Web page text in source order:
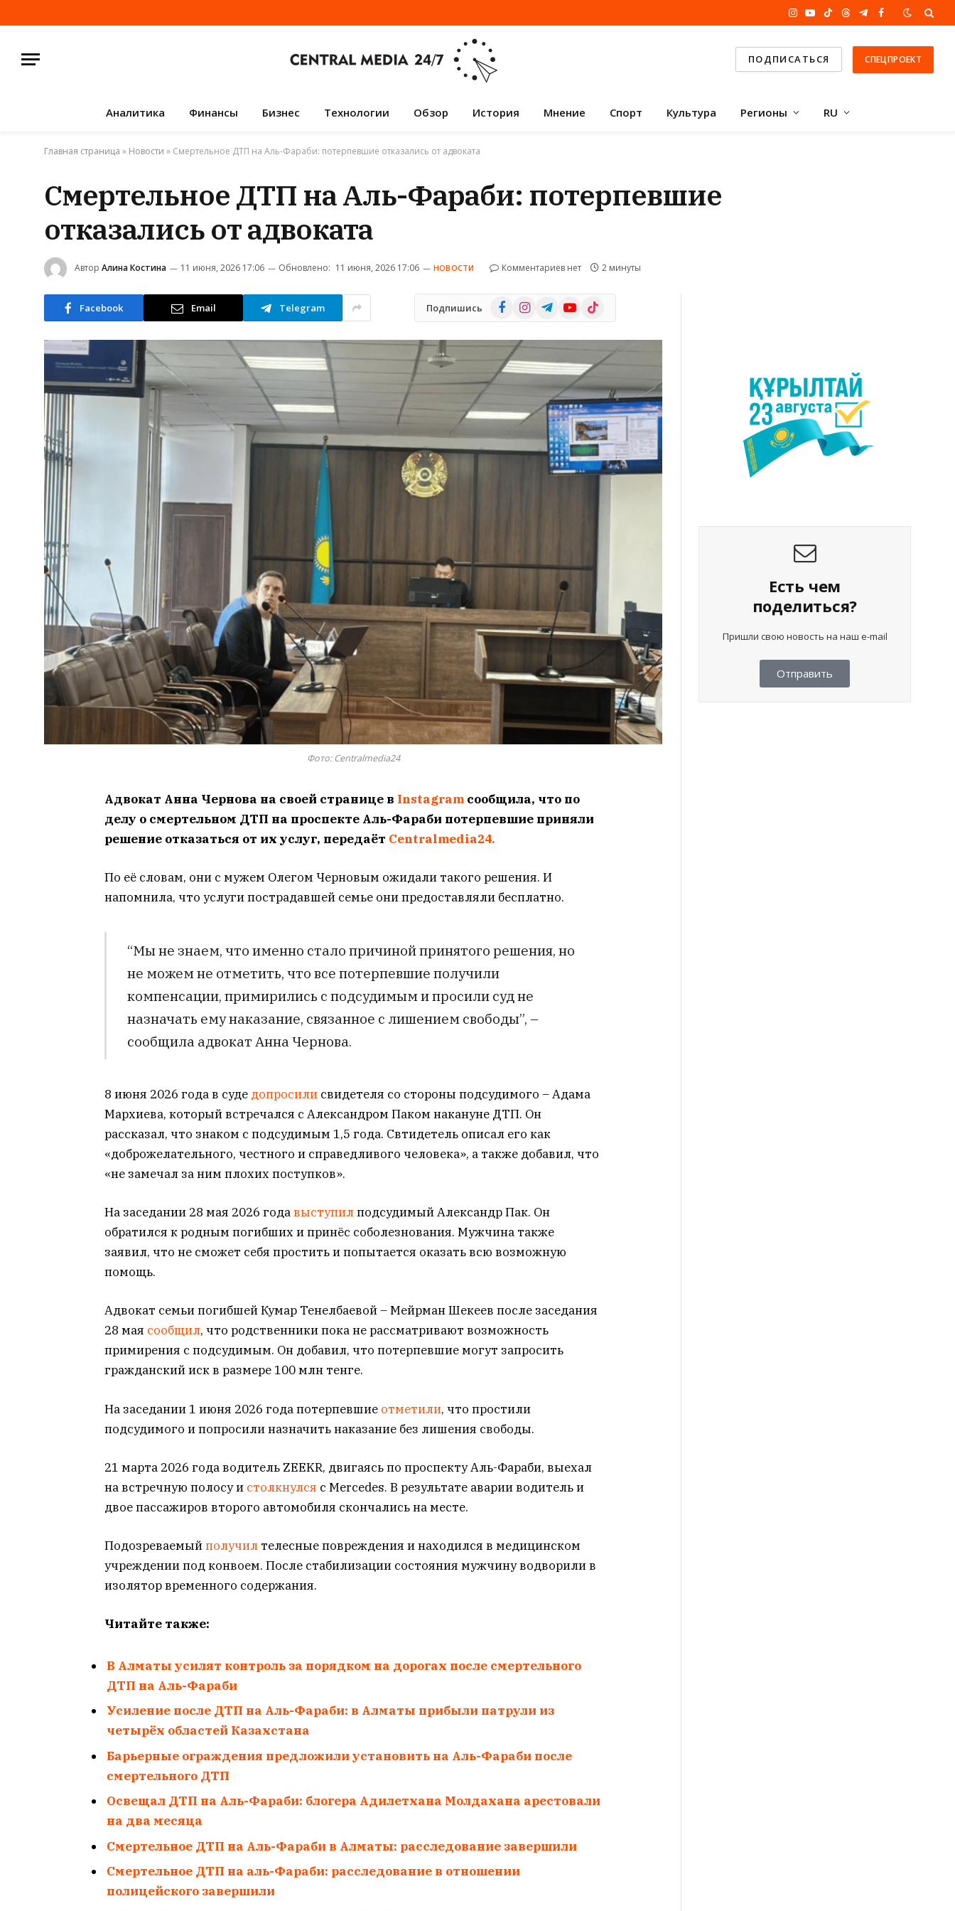
Instagram
YouTube
TikTokThreadsTelegram
Facebook
ПОДПИСАТЬСЯ СПЕЦПРОЕКТ
Аналитика Финансы Бизнес Технологии Обзор История Мнение Спорт Культура Регионы RU
Главная страница » Новости » Смертельное ДТП на Аль-Фараби: потерпевшие отказались от адвоката
Смертельное ДТП на Аль-Фараби: потерпевшие
отказались от адвоката
Автор Алина Костина 11 июня, 2026 17:06 Обновлено: 11 июня, 2026 17:06 НОВОСТИ Комментариев нет 2 минуты
Facebook Email Telegram Подпишись FacebookInstagramTelegramYouTube
TikTok
Фото: Centralmedia24
Адвокат Анна Чернова на своей странице в Instagram сообщила, что по
делу о смертельном ДТП на проспекте Аль-Фараби потерпевшие приняли
решение отказаться от их услуг, передаёт Centralmedia24.
По её словам, они с мужем Олегом Черновым ожидали такого решения. И
напомнила, что услуги пострадавшей семье они предоставляли бесплатно.
“Мы не знаем, что именно стало причиной принятого решения, но
не можем не отметить, что все потерпевшие получили
компенсации, примирились с подсудимым и просили суд не
назначать ему наказание, связанное с лишением свободы”, –
сообщила адвокат Анна Чернова.
8 июня 2026 года в суде допросили свидетеля со стороны подсудимого – Адама
Мархиева, который встречался с Александром Паком накануне ДТП. Он
рассказал, что знаком с подсудимым 1,5 года. Свтидетель описал его как
«доброжелательного, честного и справедливого человека», а также добавил, что
«не замечал за ним плохих поступков».
На заседании 28 мая 2026 годавыступилподсудимый Александр Пак. Он
обратился к родным погибших и принёс соболезнования. Мужчина также
заявил, что не сможет себя простить и попытается оказать всю возможную
помощь.
Адвокат семьи погибшей Кумар Тенелбаевой – Мейрман Шекеев после заседания
28 мая сообщил, что родственники пока не рассматривают возможность
примирения с подсудимым. Он добавил, что потерпевшие могут запросить
гражданский иск в размере 100 млн тенге.
На заседании 1 июня 2026 года потерпевшие отметили, что простили
подсудимого и попросили назначить наказание без лишения свободы.
21 марта 2026 года водитель ZEEKR, двигаясь по проспекту Аль-Фараби, выехал
на встречную полосу и столкнулся с Mercedes. В результате аварии водитель и
двое пассажиров второго автомобиля скончались на месте.
Подозреваемыйполучил телесные повреждения и находился в медицинском
учреждении под конвоем. После стабилизации состояния мужчину водворили в
изолятор временного содержания.
Читайте также:
В Алматы усилят контроль за порядком на дорогах после смертельного
ДТП на Аль-Фараби
Усиление после ДТП на Аль-Фараби: в Алматы прибыли патрули из
четырёх областей Казахстана
Барьерные ограждения предложили установить на Аль-Фараби после
смертельного ДТП
Освещал ДТП на Аль-Фараби: блогера Адилетхана Молдахана арестовали
на два месяца
Смертельное ДТП на Аль-Фараби в Алматы: расследование завершили
Смертельное ДТП на аль-Фараби: расследование в отношении
полицейского завершили
Есть чем
поделиться?
Пришли свою новость на наш e-mail
Отправить